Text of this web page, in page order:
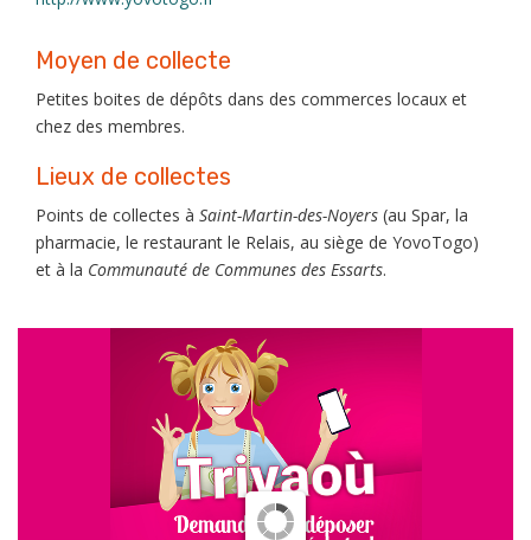
Moyen de collecte
Petites boites de dépôts dans des commerces locaux et
chez des membres.
Lieux de collectes
Points de collectes à Saint-Martin-des-Noyers (au Spar, la
pharmacie, le restaurant le Relais, au siège de YovoTogo)
et à la Communauté de Communes des Essarts.